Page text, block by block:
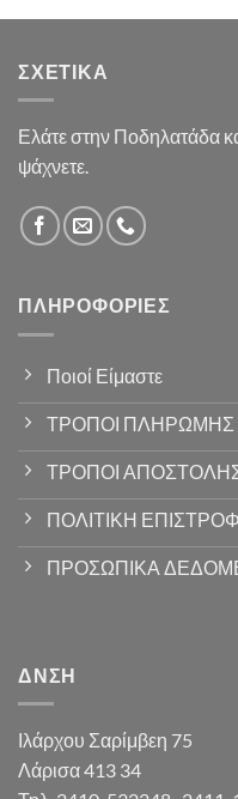
ΣΧΕΤΙΚΆ
Ελάτε στην Ποδηλατάδα
ψάχνετε.
ΠΛΗΡΟΦΟΡΊΕΣ
Ποιοί Είμαστε
ΤΡΟΠΟΙ ΠΛΗΡΩΜΗΣ
ΤΡΟΠΟΙ
ΠΟΛΙΤΙΚΗ
ΠΡΟΣΩΠΙΚΑ
ΔΝΣΗ
Ιλάρχου Σαρίμβεη 75
Λάρισα 413 34